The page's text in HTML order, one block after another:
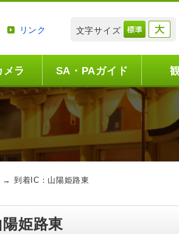
リンク 文字サイズ
メラ SA・PAガイド
→ 到着IC：山陽姫路東
姫路東